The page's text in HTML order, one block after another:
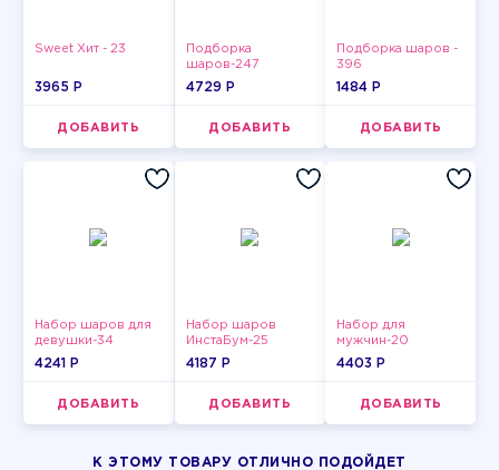
Sweet Хит - 23
3965 P
ДОБАВИТЬ
Подборка
шаров-247
4729 P
ДОБАВИТЬ
Подборка шаров -
396
1484 P
ДОБАВИТЬ
Набор шаров для
девушки-34
4241 P
ДОБАВИТЬ
Набор шаров
ИнстаБум-25
4187 P
ДОБАВИТЬ
Набор для
мужчин-20
4403 P
ДОБАВИТЬ
К ЭТОМУ ТОВАРУ ОТЛИЧНО ПОДОЙДЕТ